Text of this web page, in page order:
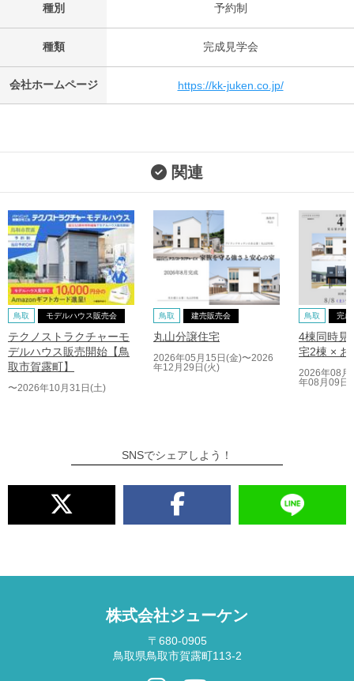
種別 予約制
種類 完成見学会
会社ホームページ https://kk-juken.co.jp/
関連
鳥取 モデルハウス販売会
テクノストラクチャーモ
デルハウス販売開始【鳥
取市賀露町】
〜2026年10月31日(土)
鳥取 建売販売会
丸山分譲住宅
2026年05月15日(金)〜2026
年12月29日(火)
鳥取 完成
4棟同時見
宅2棟 × お
2026年08月
年08月09日(
SNSでシェアしよう！
株式会社ジューケン
〒680-0905
鳥取県鳥取市賀露町113-2